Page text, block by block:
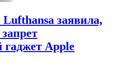
заявила,
Apple